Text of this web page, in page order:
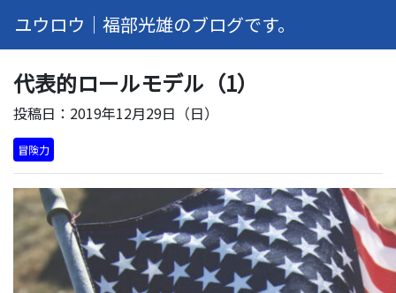
ユウロウ｜福部光雄のブログです。
代表的ロールモデル（1）
投稿日：2019年12月29日（日）
冒険力